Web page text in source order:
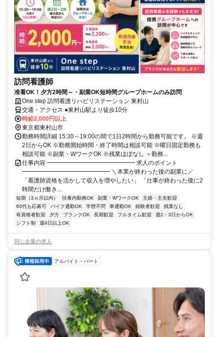
訪問看護師
准看OK！夕方2時間～・副業OK短時間グループホームのみ訪問
One step 訪問看護リハビリステーション 東村山
交通・アクセス ●東村山駅より徒歩10分
時給2,000円以上
東京都東村山市
勤務時間詳細 15:30～19:00の間で1日2時間から勤務可能です。 ※週
2日からOK ※勤務開始時間・終了時間は相談可能 ※曜日固定勤務も
相談可能 ※副業・WワークOK ※残業ほぼなし ＜勤務...
仕事内容 ━━━━━━━━━━━━━━━ 求人のポイント
━━━━━━━━━━━━━━━ ＼本業が終わった後の副業に／
「看護師資格を活かして収入を増やしたい」 「仕事が終わった後に2
時間だけ働き...
短期（3ヵ月以内） 扶養内勤務OK 副業・WワークOK
主婦・主夫歓迎
60代も応募可
バイク通勤OK 学歴不問 車通勤OK 経験者歓迎
残業なし
有資格者歓迎
夕方 ブランクOK 長期歓迎 フルタイム歓迎
週2・3日からOK
シフト制
週4日以上OK
同じ企業の求人
アルバイト・パート